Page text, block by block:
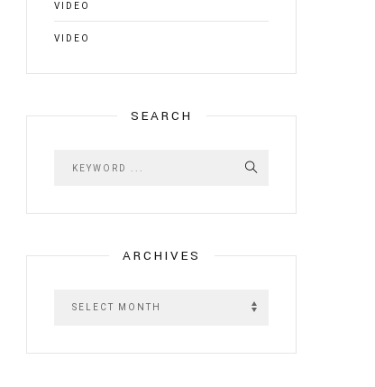
VIDEO
VIDEO
SEARCH
ARCHIVES